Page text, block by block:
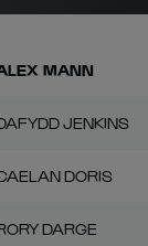
MANN
JENKINS
DORIS
DARGE